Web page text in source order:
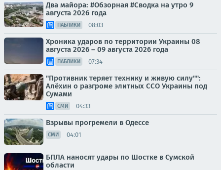
Два майора: #Обзорная #Сводка на утро 9
августа 2026 года
ПАБЛИКИ 08:03
Хроника ударов по территории Украины 08
августа 2026 – 09 августа 2026 года
ПАБЛИКИ 07:34
"Противник теряет технику и живую силу"":
Алёхин о разгроме элитных ССО Украины под
Сумами
СМИ 04:33
Взрывы прогремели в Одессе
СМИ 04:01
БПЛА наносят удары по Шостке в Сумской
области